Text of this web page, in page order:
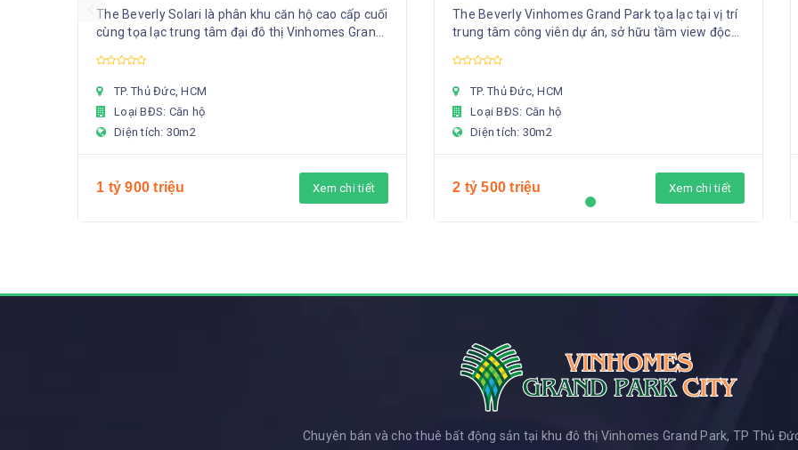
The Beverly Solari là phân khu căn hộ cao cấp cuối
cùng tọa lạc trung tâm đại đô thị Vinhomes Grand
TP. Thủ Đức, HCM
Loại BĐS: Căn hộ
Diện tích: 30m2
1 tỷ 900 triệu Xem chi tiết
The Beverly Vinhomes Grand Park tọa lạc tại vị trí
trung tâm công viên dự án, sở hữu tầm view độc
TP. Thủ Đức, HCM
Loại BĐS: Căn hộ
Diện tích: 30m2
2 tỷ 500 triệu Xem chi tiết
Chuyên bán và cho thuê bất động sản tại khu đô thị Vinhomes Grand Park, TP Thủ